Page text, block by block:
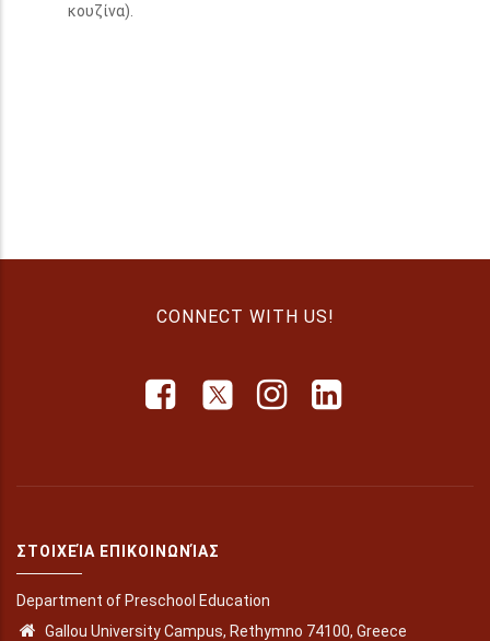
κουζίνα).
CONNECT WITH US!
ΣΤΟΙΧΕΊΑ ΕΠΙΚΟΙΝΩΝΊΑΣ
Department of Preschool Education
Gallou University Campus, Rethymno 74100, Greece